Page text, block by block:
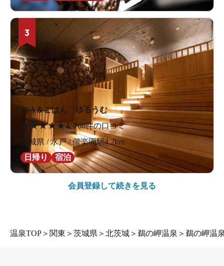
3
SPA＆ごはん ゆるうむ
★ ★★★★4.766件の口コミ
茨城県 / 水戸 / 偕楽園駅4.2km
日帰り
宿泊
会員登録して続きを見る
温泉TOP ＞ 関東 ＞ 茨城県 ＞ 北茨城 ＞ 鵜の岬温泉 ＞ 鵜の岬温